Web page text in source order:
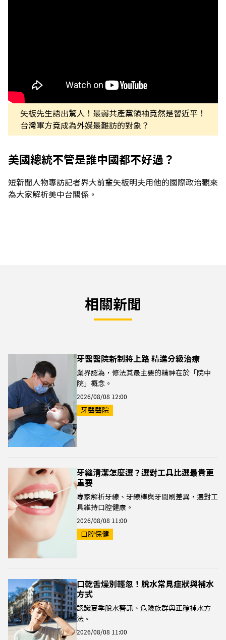
矢板先生語出驚人！最弱共產黨領袖竟然是習近平！
台灣軍方竟成為外媒最難訪的對象？
美國總統不管是誰中國都不好過？
短新聞人物專訪記者界大前輩矢板明夫用他的國際政治觀來
為大家解析美中台關係。
相關新聞
牙醫醫院新制將上路 精進分級治療
業界認為，修法其最主要的精神在於「院中
院」概念。
2026/08/08 12:00
牙醫醫院
牙縫清潔怎麼選？選對工具比選最貴更
重要
專家解析牙線、牙線棒與牙間刷差異，選對工
具維持口腔健康。
2026/08/08 11:00
口腔保健
口乾舌燥別輕忽！脫水常見症狀與補水
方式
認識夏季脫水警訊、危險族群與正確補水方
法。
2026/08/08 11:00